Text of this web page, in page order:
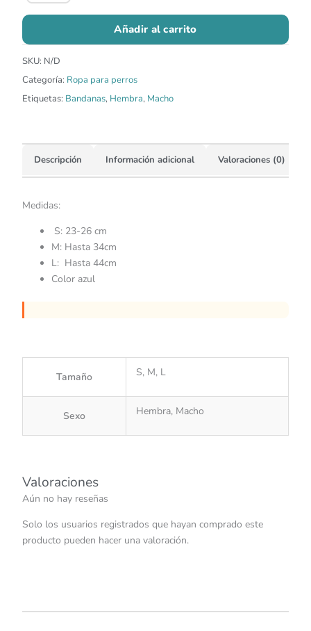
Añadir al carrito
SKU: N/D
Categoría: Ropa para perros
Etiquetas: Bandanas, Hembra, Macho
Descripción Información adicional Valoraciones (0)
Medidas:
S: 23-26 cm
M: Hasta 34cm
L: Hasta 44cm
Color azul
Tamaño S, M, L
Sexo Hembra, Macho
Valoraciones
Aún no hay reseñas
Solo los usuarios registrados que hayan comprado este
producto pueden hacer una valoración.